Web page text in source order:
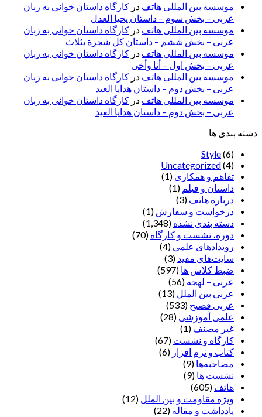
موسسه بین المللی هاتف در کارگاه داستان خوانی به زبان
عربی – بخش سوم – داستان یحیا العدل
موسسه بین المللی هاتف در کارگاه داستان خوانی به زبان
عربی – بخش ششم – داستان کل شجرة بثلاث
موسسه بین المللی هاتف در کارگاه داستان خوانی به زبان
عربی – بخش اول – أنا وأخی
موسسه بین المللی هاتف در کارگاه داستان خوانی به زبان
عربی – بخش دوم – داستان هدایا العید
موسسه بین المللی هاتف در کارگاه داستان خوانی به زبان
عربی – بخش دوم – داستان هدایا العید
دسته بندی ها
Style(6)
Uncategorized(4)
تفاهم و همکاری (1)
داستان و فیلم (1)
درباره هاتف (3)
درخواست و سفارش (1)
دسته بندی نشده (1,348)
دوره، نشست و کارگاه (70)
رویدادهای علمی (4)
سایت‌های مفید (3)
ضبط کلاس ها (597)
عربی – لهجه (56)
عربی بین الملل (13)
عربی فصیح (533)
علمی آموزشی (28)
غير مصنف (1)
کارگاه و نشست (67)
کتاب و نرم افزار (6)
مصاحبه‌ها (9)
نشست ها (9)
هاتف (605)
ویژه مقاومت و بین الملل (12)
یادداشت‌ و مقاله (22)